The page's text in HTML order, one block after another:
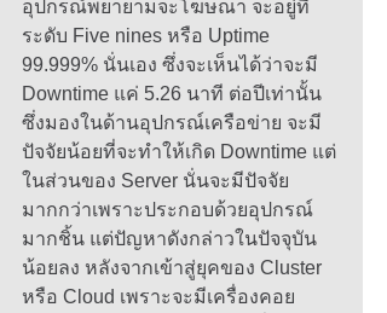
อุปกรณ์พยายามจะโฆษณา จะอยู่ที่
ระดับ Five nines หรือ Uptime
99.999% นั่นเอง ซึ่งจะเห็นได้ว่าจะมี
Downtime แค่ 5.26 นาที ต่อปีเท่านั้น
ซึ่งมองในด้านอุปกรณ์เครือข่าย จะมี
ปัจจัยน้อยที่จะทำให้เกิด Downtime แต่
ในส่วนของ Server นั่นจะมีปัจจัย
มากกว่าเพราะประกอบด้วยอุปกรณ์
มากชิ้น แต่ปัญหาดังกล่าวในปัจจุบัน
น้อยลง หลังจากเข้าสู่ยุคของ Cluster
หรือ Cloud เพราะจะมีเครื่องคอย